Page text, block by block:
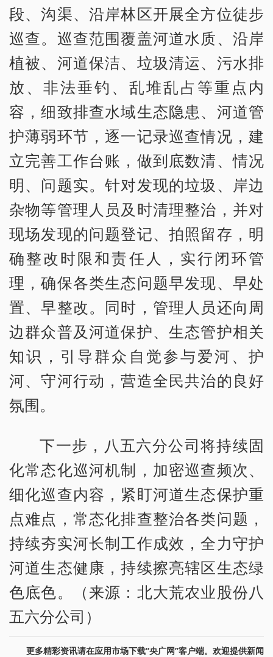
段、沟渠、沿岸林区开展全方位徒步
巡查。巡查范围覆盖河道水质、沿岸
植被、河道保洁、垃圾清运、污水排
放、非法垂钓、乱堆乱占等重点内
容，细致排查水域生态隐患、河道管
护薄弱环节，逐一记录巡查情况，建
立完善工作台账，做到底数清、情况
明、问题实。针对发现的垃圾、岸边
杂物等管理人员及时清理整治，并对
现场发现的问题登记、拍照留存，明
确整改时限和责任人，实行闭环管
理，确保各类生态问题早发现、早处
置、早整改。同时，管理人员还向周
边群众普及河道保护、生态管护相关
知识，引导群众自觉参与爱河、护
河、守河行动，营造全民共治的良好
氛围。
下一步，八五六分公司将持续固
化常态化巡河机制，加密巡查频次、
细化巡查内容，紧盯河道生态保护重
点难点，常态化排查整治各类问题，
持续夯实河长制工作成效，全力守护
河道生态健康，持续擦亮辖区生态绿
色底色。（来源：北大荒农业股份八
五六分公司）
更多精彩资讯请在应用市场下载“央广网”客户端。欢迎提供新闻